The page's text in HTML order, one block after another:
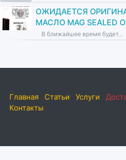
ОЖИДАЕТСЯ
МАСЛО MAG SEALED
В ближайшее время будет...
Главная Статьи Услуги
Контакты